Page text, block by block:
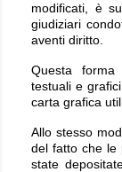
modificati, è
giudiziari
aventi diritto.
Questa
testuali e
carta grafica
Allo stesso
del fatto che le
state